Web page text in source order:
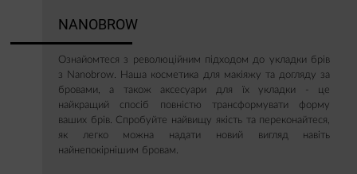
NANOBROW
Ознайомтеся з революційним підходом до укладки брів
з Nanobrow. Наша косметика для макіяжу та догляду за
бровами, а також аксесуари для їх укладки - це
найкращий спосіб повністю трансформувати форму
ваших брів. Спробуйте найвищу якість та переконайтеся,
як легко можна надати новий вигляд навіть
найнепокірнішим бровам.